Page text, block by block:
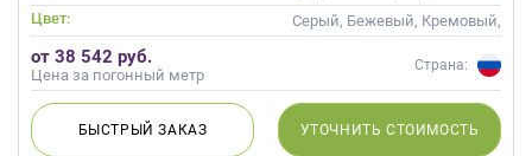
Цвет:
Серый, Бежевый, Кремовый,
Коричневый, Капучино
от 38 542 руб.
Цена за погонный метр
Страна:
БЫСТРЫЙЗАКАЗ УТОЧНИТЬ СТОИМОСТЬ